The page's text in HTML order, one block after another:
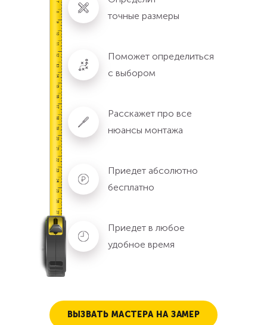
точные размеры
Поможет определиться
с выбором
Расскажет про все
нюансы монтажа
Приедет абсолютно
бесплатно
Приедет в любое
удобное время
ВЫЗВАТЬ МАСТЕРА НА ЗАМЕР